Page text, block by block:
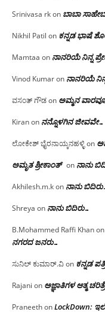
Srinivasa rkon ಬಾಬಾ
Nikhil Patil on ಕನ್ನಡ ಭಾಷೆ
Mamtaa on ನಾನರಿಯೆ ನಿನ್ನ
Vinod Kumaron ನಾನರಿಯೆ
ವಸಂತ್ ಗೌಡon ಅಮ್ಮನ
Kiranon ನನ್ನೊಳಗಿನ
ಲೋಕೇಶ್ ಭೈರನಾಯ್ಕನಹಳ್ಳಿon
ಅಮೃತ ಶ್ರೀಕಾಂತ್ on ನಾನು
Akhilesh.m.kon ನಾನು
Shreya on ನಾನು ಬಿದಿರು…
B.Mohammed Raffi Khanon
ನಗರದ ಜನರು…
ಸುನಿಲ್ ಕುಮಾರ್.ವಿon ಕನ್ನಡ
Rajani on ಅಜ್ಞಾತಿಗಳ ಆತ್ಮ ಚರಿತ್ರೆ
PraneethonLockDown: